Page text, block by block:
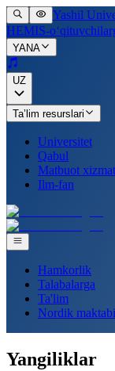
Yashil
HEMIS-
YANA
UZ
Ta’lim resurslari
Universitet
Qabul
Matbuot
Ilm-fan
Hamkorlik
Talabalarga
Ta'lim
Nordik maktabi
Yangiliklar